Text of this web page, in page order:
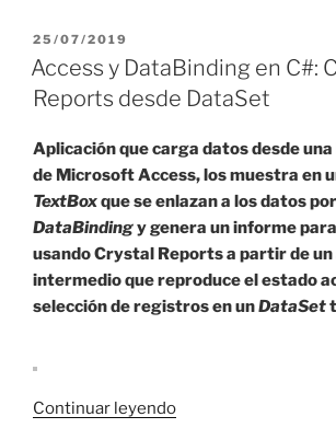
de
directorio
en
C#
VB»
PUBLICADO
EL
25/07/2019
Access y DataBinding en C#:
Reports desde DataSet
Aplicación que carga datos desde
de Microsoft Access, los muestra en
TextBoxque se enlazan a los datos
DataBindingy genera un informe
usando Crystal Reports a partir de
intermedio que reproduce el estado
selección de registros en unDataSet
Continuar leyendo«Access